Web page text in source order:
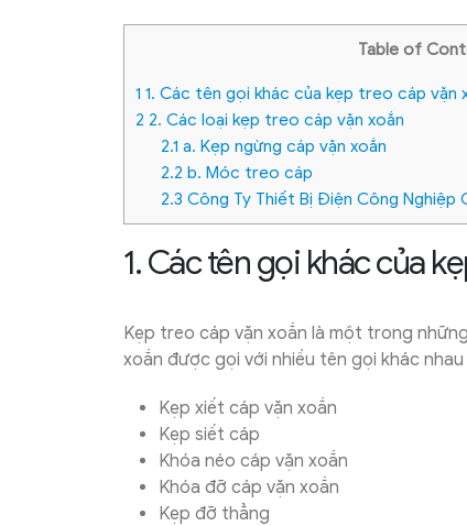
Table of
1 1. Các tên gọi khác của kẹp treo cáp vặn
2 2. Các loại kẹp treo cáp vặn xoắn
2.1 a. Kẹp ngừng cáp vặn xoắn
2.2 b. Móc treo cáp
2.3 Công Ty Thiết Bị Điện Công Nghiệp
1. Các tên gọi khác của
Kẹp treo cáp vặn xoắn là một trong
xoắn được gọi với nhiều tên gọi khác nhau
Kẹp xiết cáp vặn xoắn
Kẹp siết cáp
Khóa néo cáp vặn xoắn
Khóa đỡ cáp vặn xoắn
Kẹp đỡ thẳng